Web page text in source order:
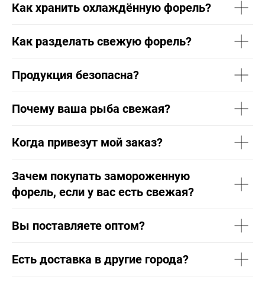
Как хранить охлаждённую форель?
Как разделать свежую форель?
Продукция безопасна?
Почему ваша рыба свежая?
Когда привезут мой заказ?
Зачем покупать замороженную
форель, если у вас есть свежая?
Вы поставляете оптом?
Есть доставка в другие города?